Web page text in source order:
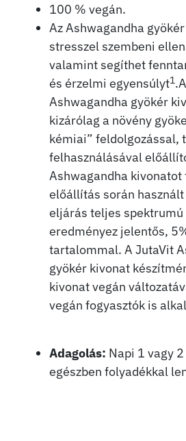
100 % vegán.
Az Ashwagandha
stresszel szembeni
valamint segíthet
és érzelmi egyensúlyt1
Ashwagandha gyökér
kizárólag a növény
kémiai” feldolgozással,
felhasználásával
Ashwagandha kivonatot
előállítás során
eljárás teljes
eredményez jelentős,
tartalommal. A JutaVit
gyökér kivonat
kivonat vegán
vegán fogyasztók is
Adagolás: Napi 1 vagy
egészben folyadékkal